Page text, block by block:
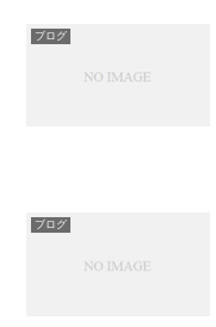
ブログ
ブログ